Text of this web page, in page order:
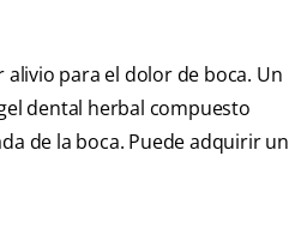
para el dolor de boca. Un
dental herbal compuesto
de la boca. Puede adquirir un